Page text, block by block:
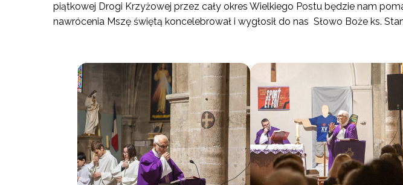
piątkowej Drogi Krzyżowej przez cały okres Wielkiego Postu będzie nam
nawrócenia Mszę świętą koncelebrował i wygłosił do nas Słowo Boże ks.